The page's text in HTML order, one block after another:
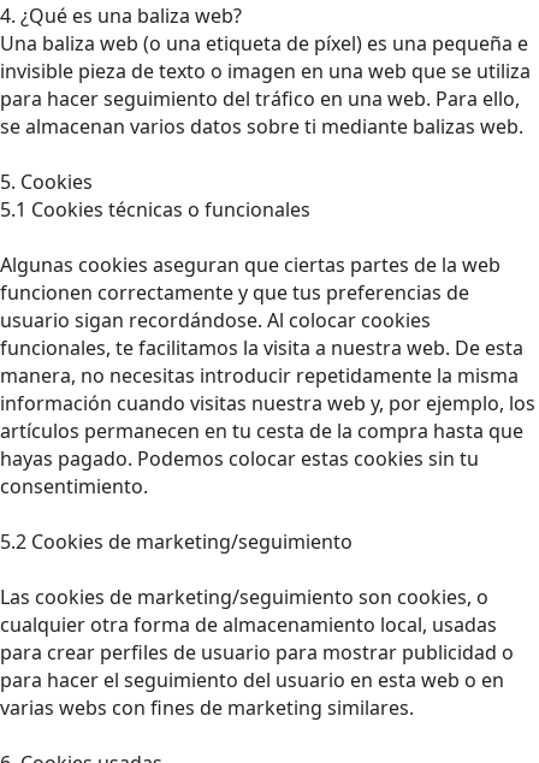
4. ¿Qué es una baliza web?
Una baliza web (o una etiqueta de píxel) es una pequeña e
invisible pieza de texto o imagen en una web que se utiliza
para hacer seguimiento del tráfico en una web. Para ello,
se almacenan varios datos sobre ti mediante balizas web.
5. Cookies
5.1 Cookies técnicas o funcionales
Algunas cookies aseguran que ciertas partes de la web
funcionen correctamente y que tus preferencias de
usuario sigan recordándose. Al colocar cookies
funcionales, te facilitamos la visita a nuestra web. De esta
manera, no necesitas introducir repetidamente la misma
información cuando visitas nuestra web y, por ejemplo, los
artículos permanecen en tu cesta de la compra hasta que
hayas pagado. Podemos colocar estas cookies sin tu
consentimiento.
5.2 Cookies de marketing/seguimiento
Las cookies de marketing/seguimiento son cookies, o
cualquier otra forma de almacenamiento local, usadas
para crear perfiles de usuario para mostrar publicidad o
para hacer el seguimiento del usuario en esta web o en
varias webs con fines de marketing similares.